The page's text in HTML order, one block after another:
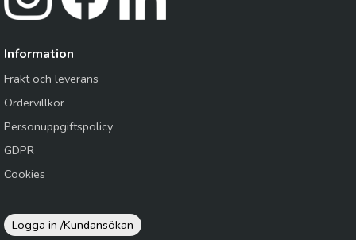
Information
Frakt och leverans
Ordervillkor
Personuppgiftspolicy
GDPR
Cookies
Logga in /Kundansökan